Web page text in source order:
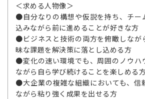
＜求める人物像＞
●自分なりの構想や仮説を持ち、チー
込みながら前に進めることが好きな方
●ビジネスと技術の両方を俯瞰しなが
昧な課題を解決策に落とし込める方
●変化の速い環境でも、周囲のノウハ
ながら自ら学び続けることを楽しめる
●大企業の複雑な組織においても、信
ながら粘り強く成果を出せる方